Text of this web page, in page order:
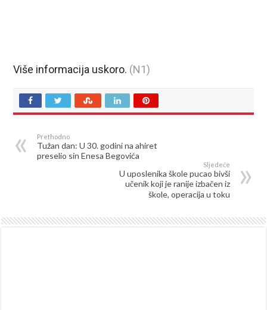
Više informacija uskoro. (N1)
Prethodno
Tužan dan: U 30. godini na ahiret
preselio sin Enesa Begovića
Sljedeće
U uposlenika škole pucao bivši
učenik koji je ranije izbačen iz
škole, operacija u toku